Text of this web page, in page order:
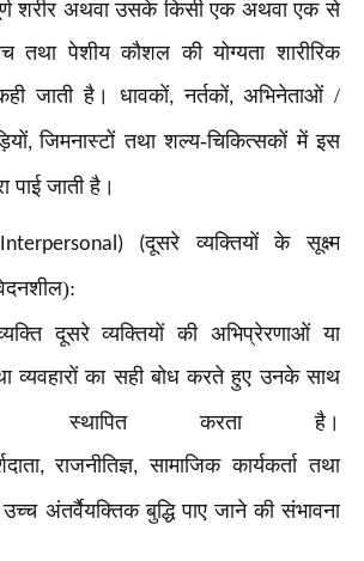
शरीर अथवा उसके किसी एक अथवा एक से
पेशीय कौशल की योग्यता शारीरिक
जाती है। धावकों,नर्तकों, अभिनेताओं /
,जिमनास्टों तथा शल्य-चिकित्सकों में इस
पाई जाती है।
Interpersonal) (दूसरे व्यक्तियों के सूक्ष्म
व्यक्ति दूसरे व्यक्तियों की अभिप्रेरणाओं या
व्यवहारों का सही बोध करते हुए उनके साथ
स्थापित करता है।
,राजनीतिज्ञ,सामाजिक कार्यकर्ता तथा
अंतर्वैयक्तिक बुद्धि पाए जाने की संभावना